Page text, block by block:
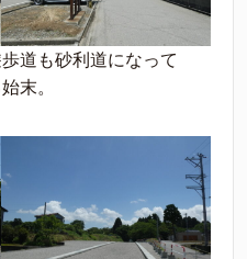
道も砂利道になって
末。